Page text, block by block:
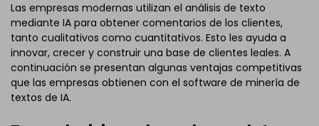
Las empresas modernas utilizan el análisis de texto
mediante IA para obtener comentarios de los clientes,
tanto cualitativos como cuantitativos. Esto les ayuda a
innovar, crecer y construir una base de clientes leales. A
continuación se presentan algunas ventajas competitivas
que las empresas obtienen con el software de minería de
textos de IA.